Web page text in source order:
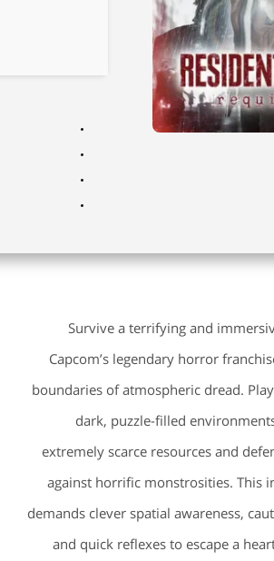
Survive a terrifying and
Capcom’s legendary horror
boundaries of atmospheric dread.
dark, puzzle-filled
extremely scarce resources and
against horrific monstrosities. This
demands clever spatial awareness,
and quick reflexes to escape a